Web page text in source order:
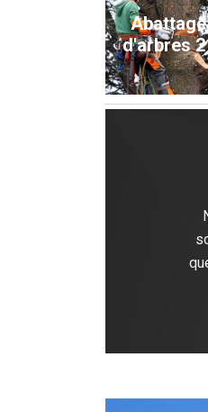
Abattage
d'arbres